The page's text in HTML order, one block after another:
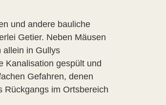
und andere bauliche
Getier. Neben Mäusen
allein in Gullys
Kanalisation gespült und
Gefahren, denen
Rückgangs im Ortsbereich